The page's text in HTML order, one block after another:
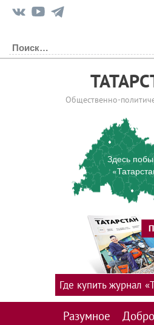
Общественно-
Здесь
Разумное
Где купить журнал